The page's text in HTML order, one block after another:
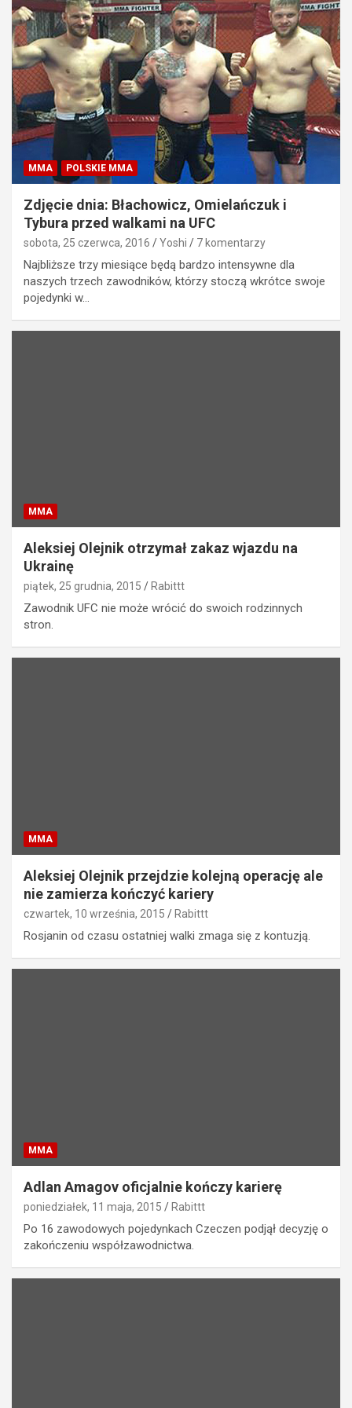
MMA POLSKIE MMA
Zdjęcie dnia: Błachowicz, Omielańczuk i
Tybura przed walkami na UFC
sobota, 25 czerwca, 2016 Yoshi 7 komentarzy
Najbliższe trzy miesiące będą bardzo intensywne dla
naszych trzech zawodników, którzy stoczą wkrótce swoje
pojedynki w…
MMA
Aleksiej Olejnik otrzymał zakaz wjazdu na
Ukrainę
piątek, 25 grudnia, 2015 Rabittt
Zawodnik UFC nie może wrócić do swoich rodzinnych
stron.
MMA
Aleksiej Olejnik przejdzie kolejną operację ale
nie zamierza kończyć kariery
czwartek, 10 września, 2015 Rabittt
Rosjanin od czasu ostatniej walki zmaga się z kontuzją.
MMA
Adlan Amagov oficjalnie kończy karierę
poniedziałek, 11 maja, 2015 Rabittt
Po 16 zawodowych pojedynkach Czeczen podjął decyzję o
zakończeniu współzawodnictwa.